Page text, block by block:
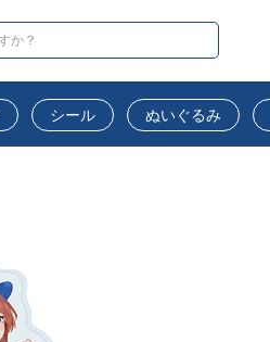
シール ぬいぐるみ